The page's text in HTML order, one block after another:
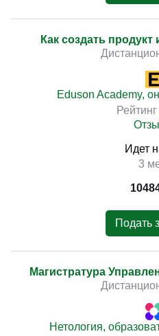
Как создать продукт
Eduson Academy,
Рейтинг
Идет
3
Подать
Магистратура
Нетология,